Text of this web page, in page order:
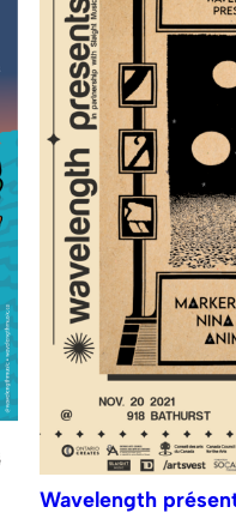
Wavelength